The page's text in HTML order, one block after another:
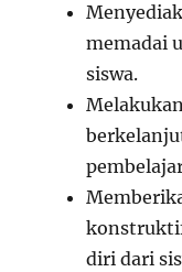
memadai
siswa.
diri dari